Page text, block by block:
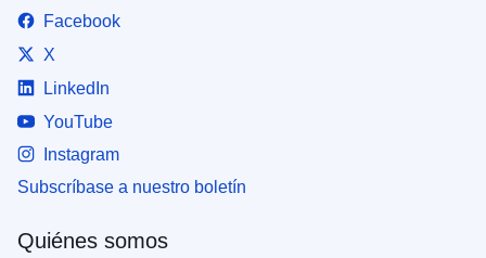
Facebook
X
LinkedIn
YouTube
Instagram
Subscríbase a nuestro boletín
Quiénes somos